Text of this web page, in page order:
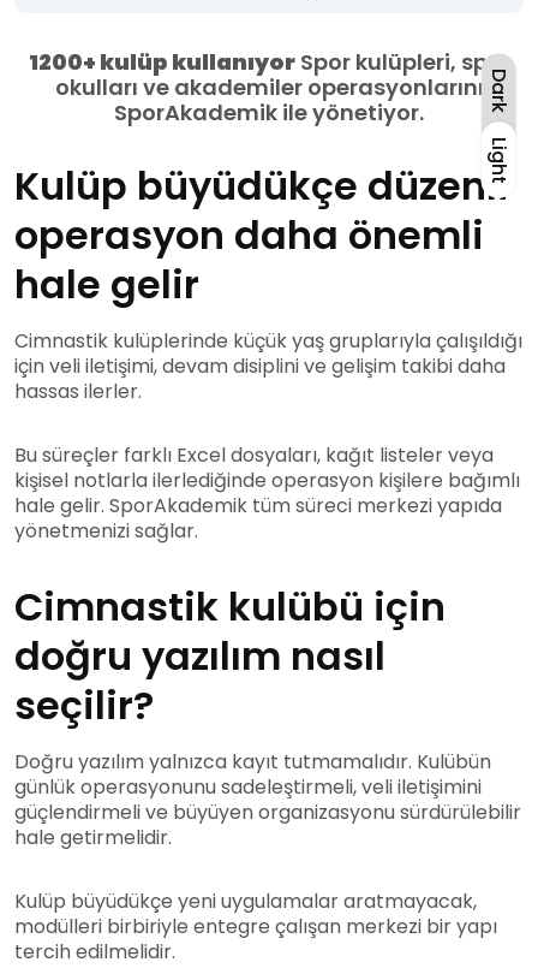
1200+ kulüp kullanıyor Spor kulüpleri, spor
okulları ve akademiler operasyonlarını
SporAkademik ile yönetiyor.
Kulüp büyüdükçe düzenli
operasyon daha önemli
hale gelir
Cimnastik kulüplerinde küçük yaş gruplarıyla çalışıldığı
için veli iletişimi, devam disiplini ve gelişim takibi daha
hassas ilerler.
Bu süreçler farklı Excel dosyaları, kağıt listeler veya
kişisel notlarla ilerlediğinde operasyon kişilere bağımlı
hale gelir. SporAkademik tüm süreci merkezi yapıda
yönetmenizi sağlar.
Cimnastik kulübü için
doğru yazılım nasıl
seçilir?
Doğru yazılım yalnızca kayıt tutmamalıdır. Kulübün
günlük operasyonunu sadeleştirmeli, veli iletişimini
güçlendirmeli ve büyüyen organizasyonu sürdürülebilir
hale getirmelidir.
Kulüp büyüdükçe yeni uygulamalar aratmayacak,
modülleri birbiriyle entegre çalışan merkezi bir yapı
tercih edilmelidir.
Dark
Light
Light